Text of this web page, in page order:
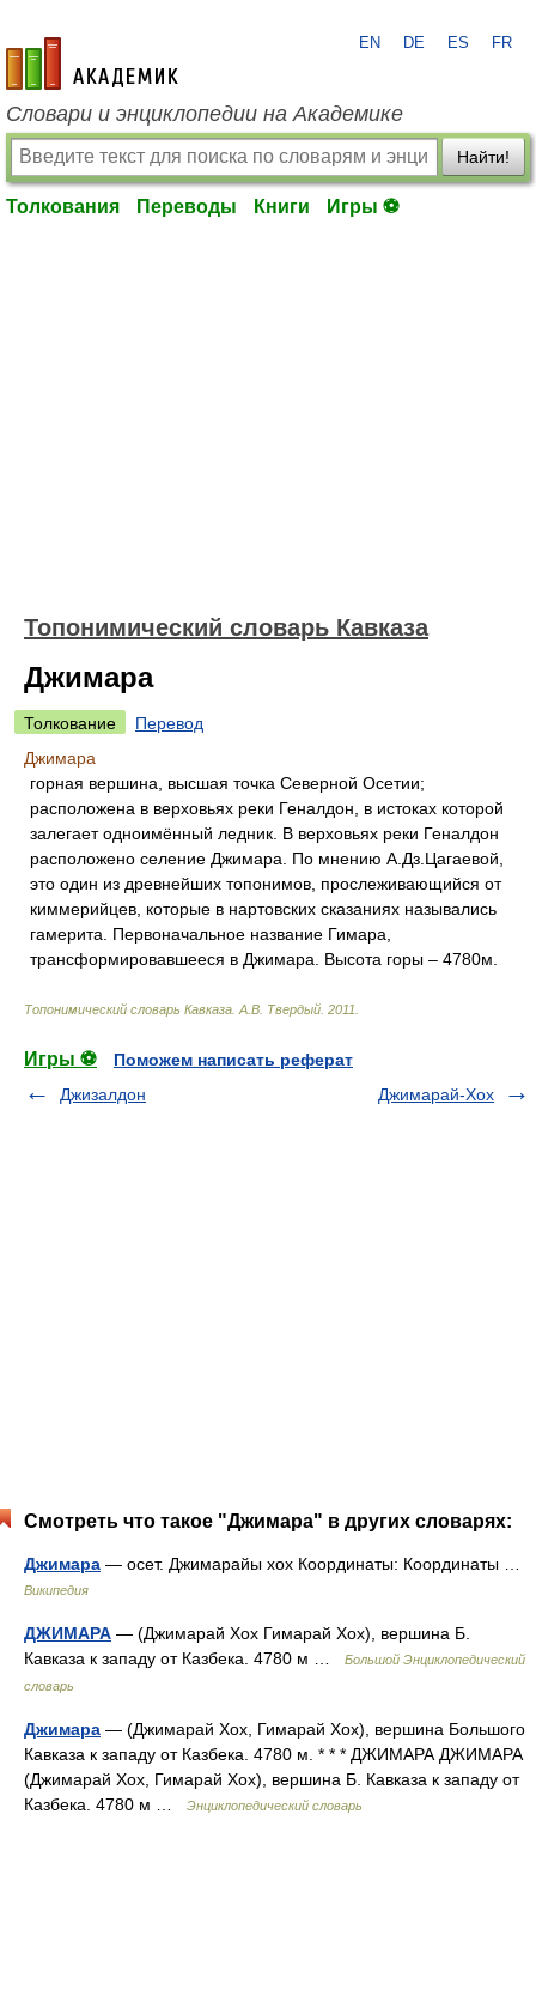
academic.ru
EN DE ES FR
Словари и энциклопедии на Академике
Найти!
Толкования Переводы Книги Игры ⚽
Топонимический словарь Кавказа
Джимара
Толкование
Перевод
Джимара
горная вершина, высшая точка Северной Осетии;
расположена в верховьях реки Геналдон, в истоках которой
залегает одноимённый ледник. В верховьях реки Геналдон
расположено селение Джимара. По мнению А.Дз.Цагаевой,
это один из древнейших топонимов, прослеживающийся от
киммерийцев, которые в нартовских сказаниях назывались
гамерита. Первоначальное название Гимара,
трансформировавшееся в Джимара. Высота горы – 4780м.
Топонимический словарь Кавказа А.В. Твердый 2011
Игры ⚽
Поможем написать реферат
Джизалдон
Джимарай-Хох
Смотреть что такое "Джимара" в других словарях:
Джимара — осет. Джимарайы хох Координаты: Координаты …
Википедия
ДЖИМАРА — (Джимарай Хох Гимарай Хох), вершина Б.
Кавказа к западу от Казбека. 4780 м …
Большой Энциклопедический
словарь
Джимара — (Джимарай Хох, Гимарай Хох), вершина Большого
Кавказа к западу от Казбека. 4780 м. * * * ДЖИМАРА ДЖИМАРА
(Джимарай Хох, Гимарай Хох), вершина Б. Кавказа к западу от
Казбека. 4780 м …
Энциклопедический словарь